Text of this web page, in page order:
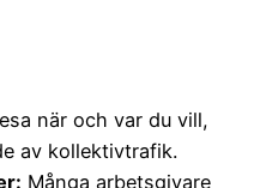
när och var du vill,
av kollektivtrafik.
Många arbetsgivare